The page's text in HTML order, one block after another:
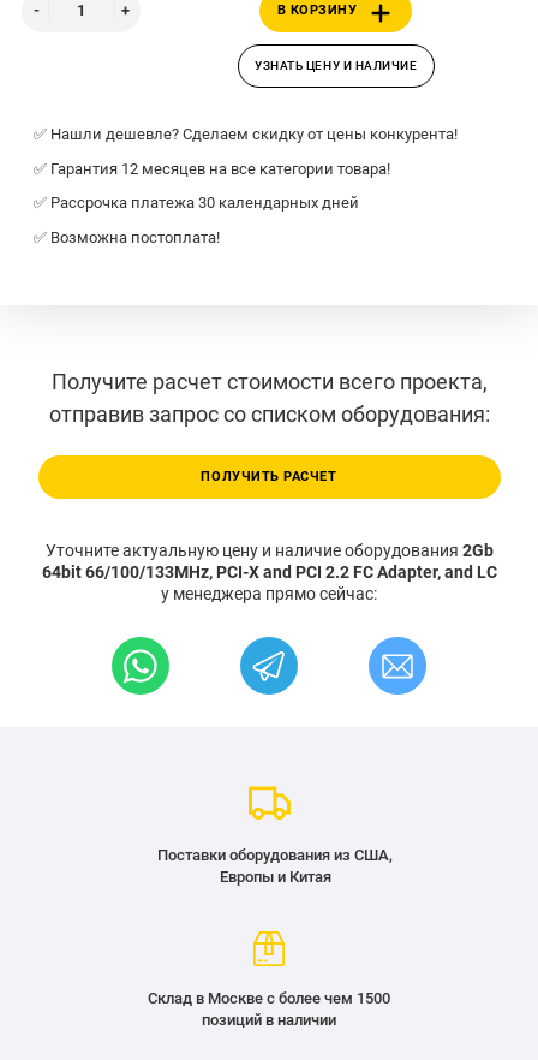
В КОРЗИНУ
УЗНАТЬ ЦЕНУ И НАЛИЧИЕ
✅ Нашли дешевле? Сделаем скидку от цены конкурента!
✅ Гарантия 12 месяцев на все категории товара!
✅ Рассрочка платежа 30 календарных дней
✅ Возможна постоплата!
Получите расчет стоимости всего проекта,
отправив запрос со списком оборудования:
ПОЛУЧИТЬ РАСЧЕТ
Уточните актуальную цену и наличие оборудования 2Gb
64bit 66/100/133MHz, PCI-X and PCI 2.2 FC Adapter, and LC
у менеджера прямо сейчас:
Поставки оборудования из США,
Европы и Китая
Склад в Москве с более чем 1500
позиций в наличии